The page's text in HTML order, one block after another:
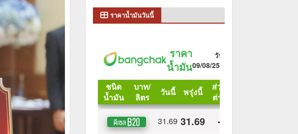
ราคาน้ำมันวันนี้